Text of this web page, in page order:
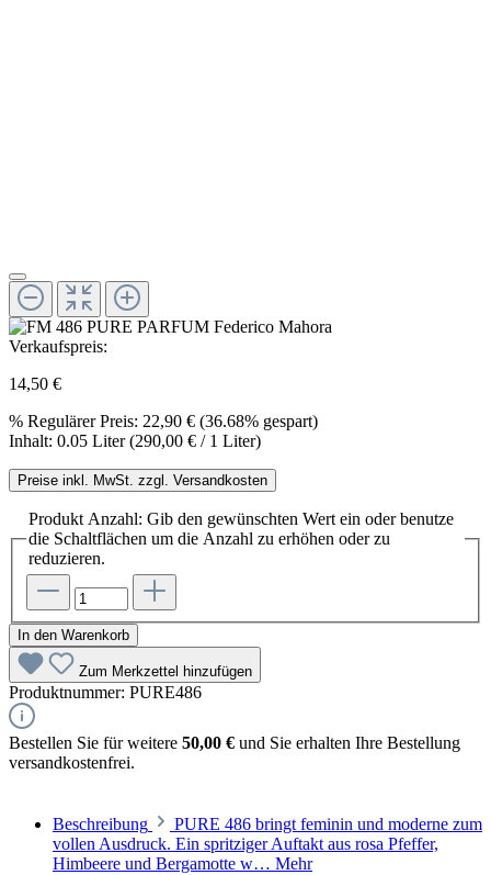
Verkaufspreis:
14,50 €
% Regulärer Preis: 22,90 € (36.68% gespart)
Inhalt: 0.05 Liter(290,00 € / 1 Liter)
Preise inkl. MwSt. zzgl. Versandkosten
Produkt Anzahl: Gib den gewünschten Wert ein oder benutze
die Schaltflächen um die Anzahl zu erhöhen oder zu
reduzieren.
In den Warenkorb
Zum Merkzettel hinzufügen
Produktnummer: PURE486
Bestellen Sie für weitere 50,00 € und Sie erhalten Ihre Bestellung
versandkostenfrei.
Beschreibung
PURE 486 bringt feminin und moderne zum
vollen Ausdruck. Ein spritziger Auftakt aus rosa Pfeffer,
Himbeere und Bergamotte w… Mehr